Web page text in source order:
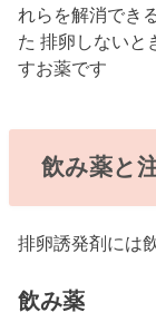
れらを解消でき
た 排卵しないと
すお薬です
飲み薬と
排卵誘発剤には
飲み薬